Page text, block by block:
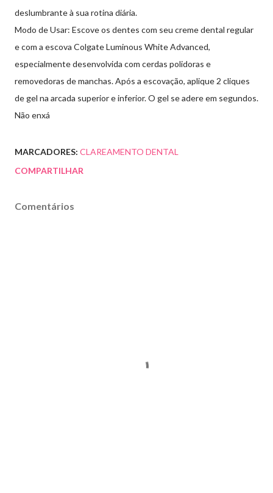
deslumbrante à sua rotina diária.
Modo de Usar: Escove os dentes com seu creme dental regular
e com a escova Colgate Luminous White Advanced,
especialmente desenvolvida com cerdas polidoras e
removedoras de manchas. Após a escovação, aplique 2 cliques
de gel na arcada superior e inferior. O gel se adere em segundos.
Não enxá
MARCADORES: CLAREAMENTO DENTAL
COMPARTILHAR
Comentários